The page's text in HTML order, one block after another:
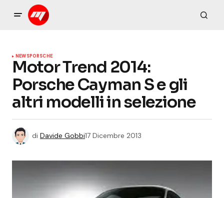
NEWSPORSCHE
Motor Trend 2014:
Porsche Cayman S e gli
altri modelli in selezione
di Davide Gobbi17 Dicembre 2013